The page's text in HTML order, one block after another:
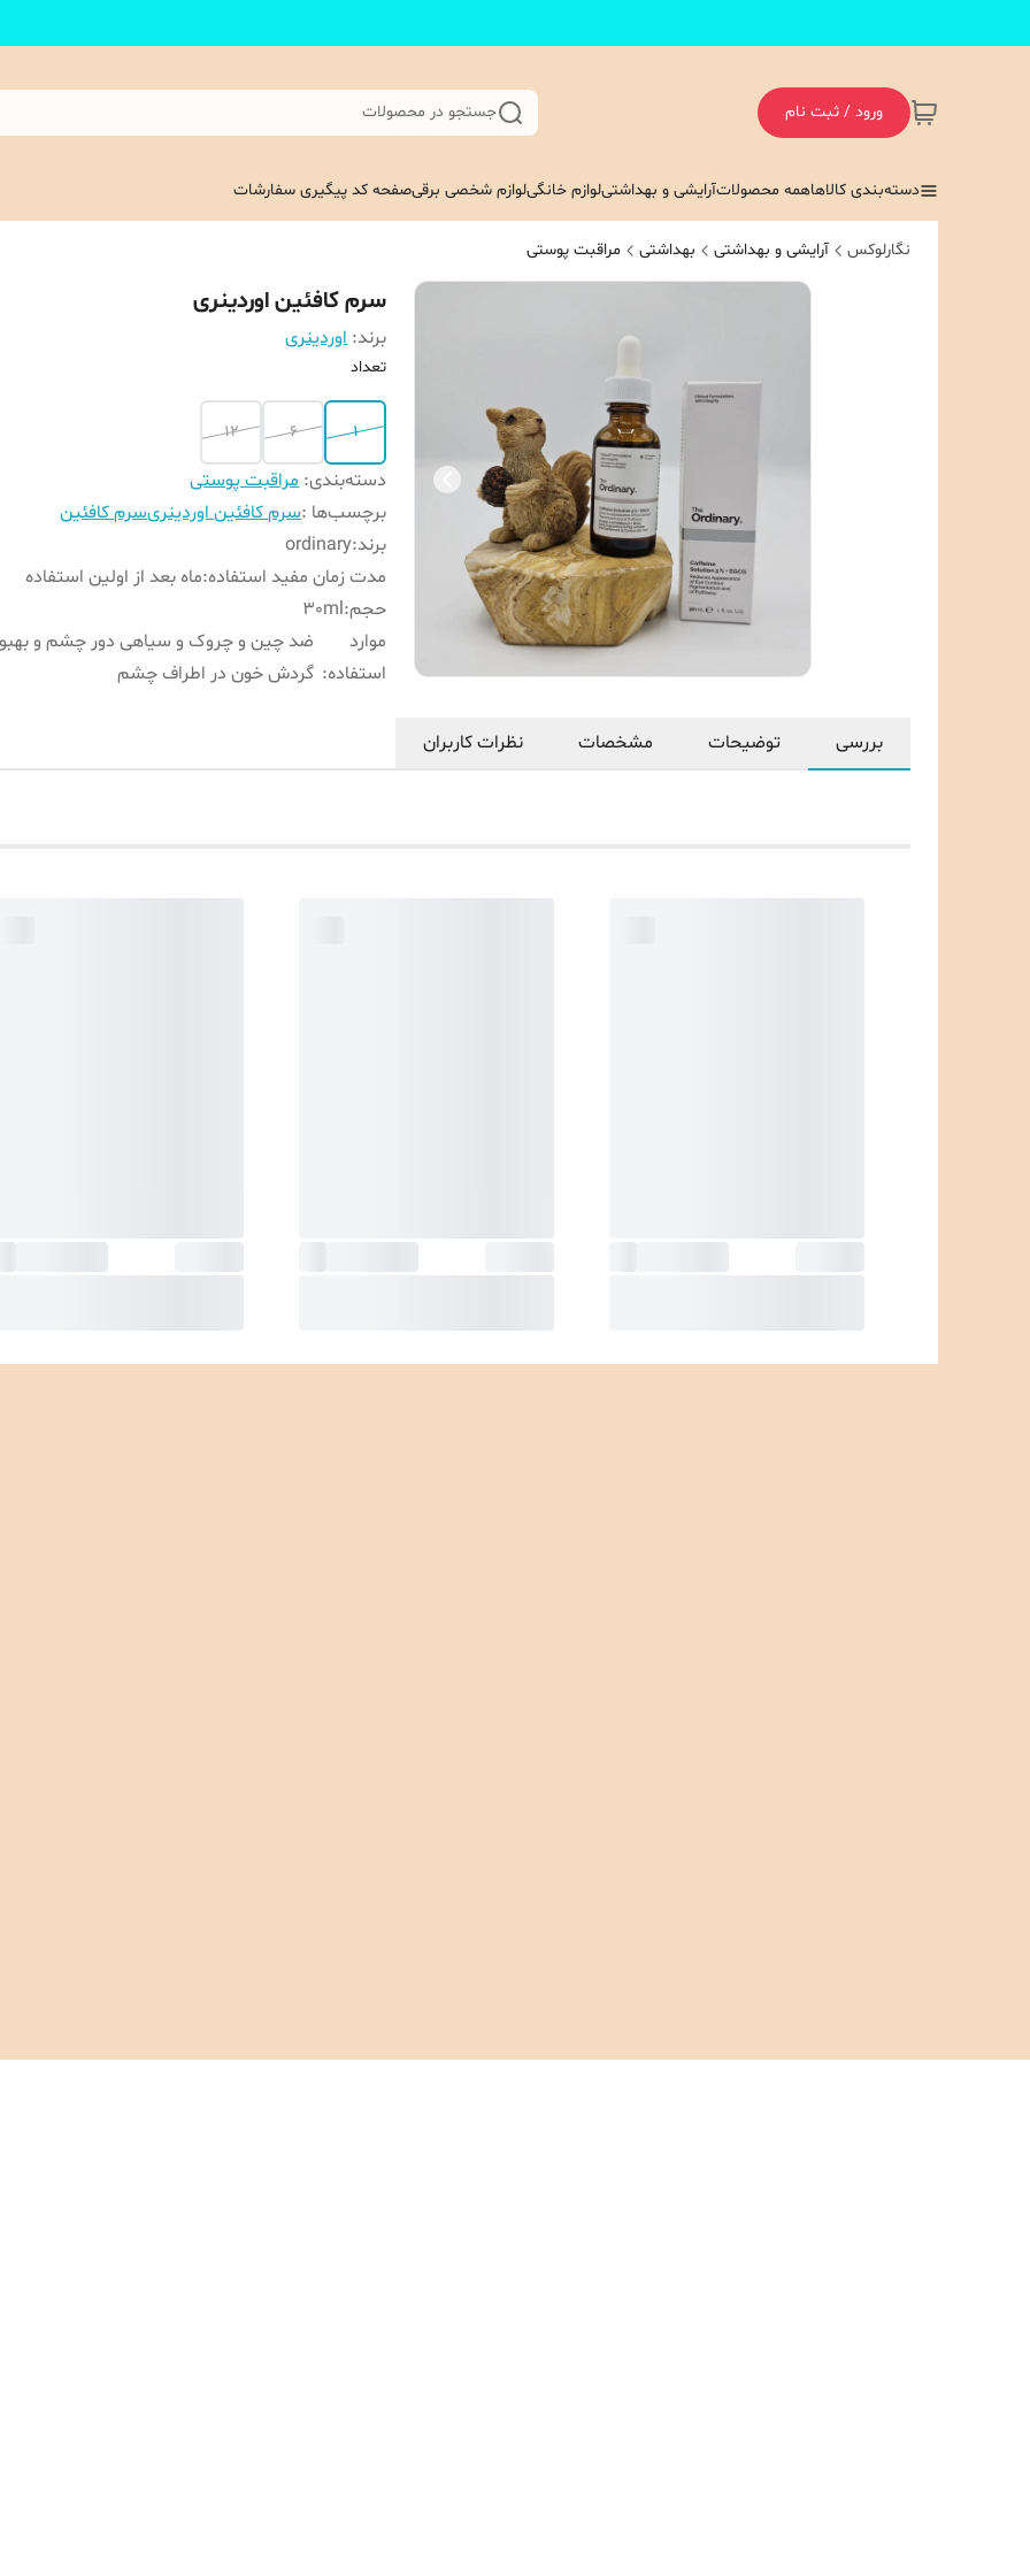
ورود / ثبت نام جستجو در محصولات
دسته‌بندی کالاهاهمه محصولاتآرایشی و بهداشتیلوازم خانگیلوازم شخصی برقیصفحه کد پیگیری سفارشات
نگارلوکس آرایشی و بهداشتی بهداشتی مراقبت پوستی
سرم کافئین اوردینری
برند: اوردینری
تعداد
1
6
12
دسته‌بندی:مراقبت پوستی
برچسب‌ها :سرم کافئین اوردینریسرم کافئین
برند:
ordinary
مدت زمان مفید استفاده:ماه بعد از اولین استفاده
حجم:
30ml
موارد
استفاده:
ضد چین و چروک و سیاهی دور چشم و
گردش خون در اطراف چشم
بررسی توضیحات مشخصات نظرات کاربران